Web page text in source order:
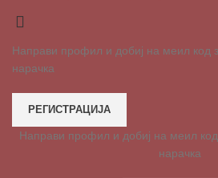
Направи профил и добиј на меил код
нарачка
РЕГИСТРАЦИЈА
Направи профил и добиј на меил
нарачка